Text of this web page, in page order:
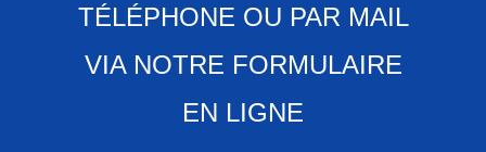
TÉLÉPHONE OU PAR MAIL
VIA NOTRE FORMULAIRE
EN LIGNE